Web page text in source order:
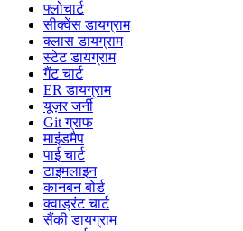
फ्लोचार्ट
सीक्वेंस डायग्राम
क्लास डायग्राम
स्टेट डायग्राम
गैंट चार्ट
ER डायग्राम
यूज़र जर्नी
Git ग्राफ
माइंडमैप
पाई चार्ट
टाइमलाइन
कानबन बोर्ड
क्वाड्रंट चार्ट
सैंकी डायग्राम